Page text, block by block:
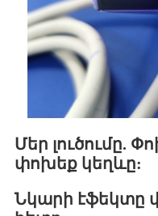
Մեր լուծումը.
փոխեք կեղևը:
Նկարի էֆեկտը